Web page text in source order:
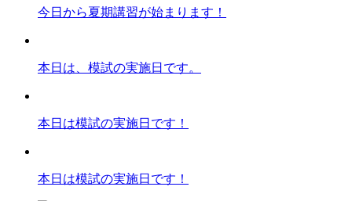
今日から夏期講習が始まります！
本日は、模試の実施日です。
本日は模試の実施日です！
本日は模試の実施日です！